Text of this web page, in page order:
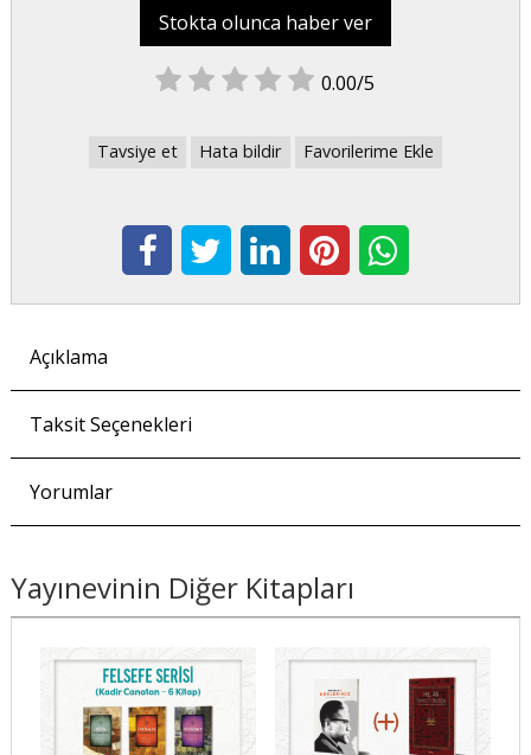
Stokta olunca haber ver
0.00/5
Tavsiye et Hata bildir Favorilerime Ekle
Açıklama
Taksit Seçenekleri
Yorumlar
Yayınevinin Diğer Kitapları